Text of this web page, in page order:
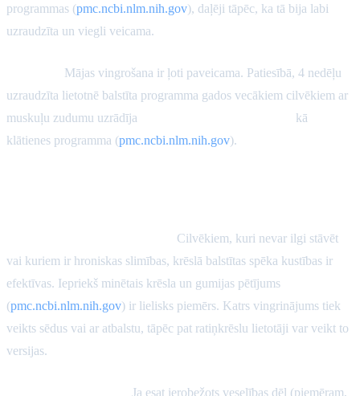
programmas (pmc.ncbi.nlm.nih.gov), daļēji tāpēc, ka tā bija labi
uzraudzīta un viegli veicama.
Mājas vingrošana ir ļoti paveicama. Patiesībā, 4 nedēļu
uzraudzīta lietotnē balstīta programma gados vecākiem cilvēkiem ar
muskuļu zudumu uzrādīja
kā
klātienes programma (pmc.ncbi.nlm.nih.gov).
Cilvēkiem, kuri nevar ilgi stāvēt
vai kuriem ir hroniskas slimības, krēslā balstītas spēka kustības ir
efektīvas. Iepriekš minētais krēsla un gumijas pētījums
(pmc.ncbi.nlm.nih.gov) ir lielisks piemērs. Katrs vingrinājums tiek
veikts sēdus vai ar atbalstu, tāpēc pat ratiņkrēslu lietotāji var veikt to
versijas.
Ja esat ierobežots veselības dēļ (piemēram,